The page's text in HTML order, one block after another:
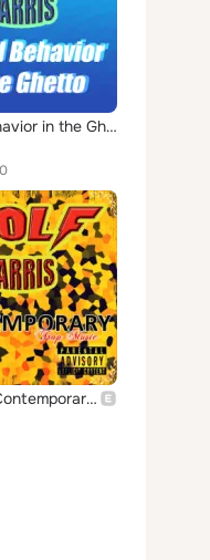
Sexual Behavior in the Ghetto
Southern Contemporary Trap Music